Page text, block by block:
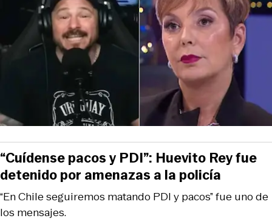
“En Chile seguiremos matando PDI y pacos” fue uno de
los mensajes.
“Cuídense pacos y PDI”: Huevito Rey fue
detenido por amenazas a la policía